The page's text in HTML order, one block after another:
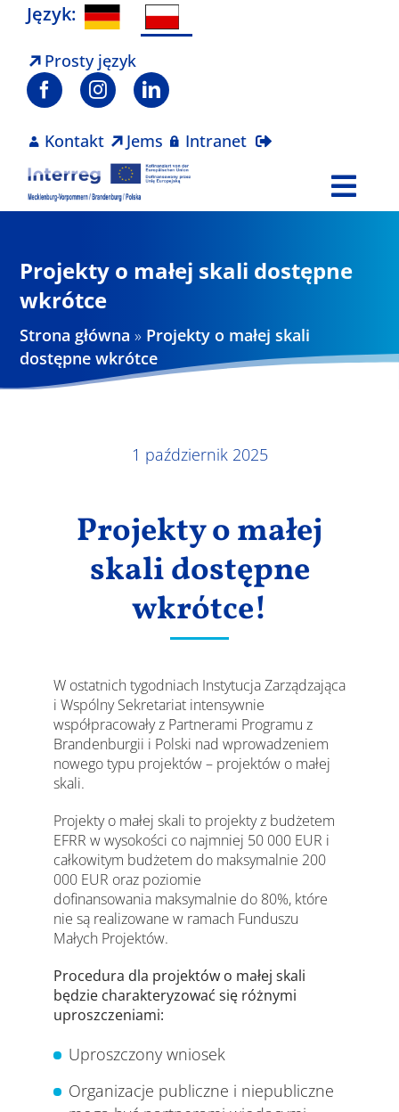
Skip
content
Język:
Prosty język
Kontakt Jems Intranet
Projekty
Aktualności
Projekty o małej skali dostępne
wkrótce
Strona główna » Projekty o małej skali
dostępne wkrótce
1 październik 2025
Projekty o małej
skali dostępne
wkrótce!
W ostatnich tygodniach Instytucja Zarządzająca
i Wspólny Sekretariat intensywnie
współpracowały z Partnerami Programu z
Brandenburgii i Polski nad wprowadzeniem
nowego typu projektów – projektów o małej
skali.
Projekty o małej skali to projekty z budżetem
EFRR w wysokości co najmniej 50 000 EUR i
całkowitym budżetem do maksymalnie 200
000 EUR oraz poziomie
dofinansowania maksymalnie do 80%, które
nie są realizowane w ramach Funduszu
Małych Projektów.
Procedura dla projektów o małej skali
będzie charakteryzować się różnymi
uproszczeniami:
Uproszczony wniosek
Organizacje publiczne i niepubliczne